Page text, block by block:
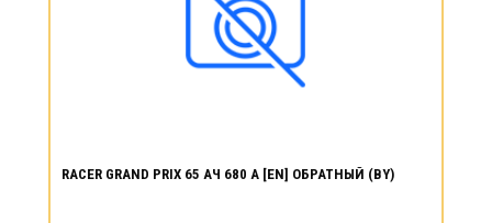
RACER GRAND PRIX 65 АЧ 680 А [EN] ОБРАТНЫЙ (BY)